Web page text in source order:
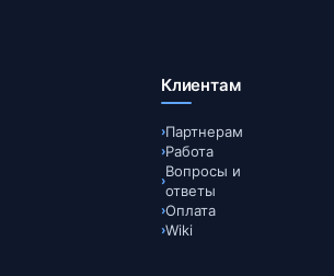
Клиентам
Партнерам
Работа
Вопросы и
ответы
Оплата
Wiki